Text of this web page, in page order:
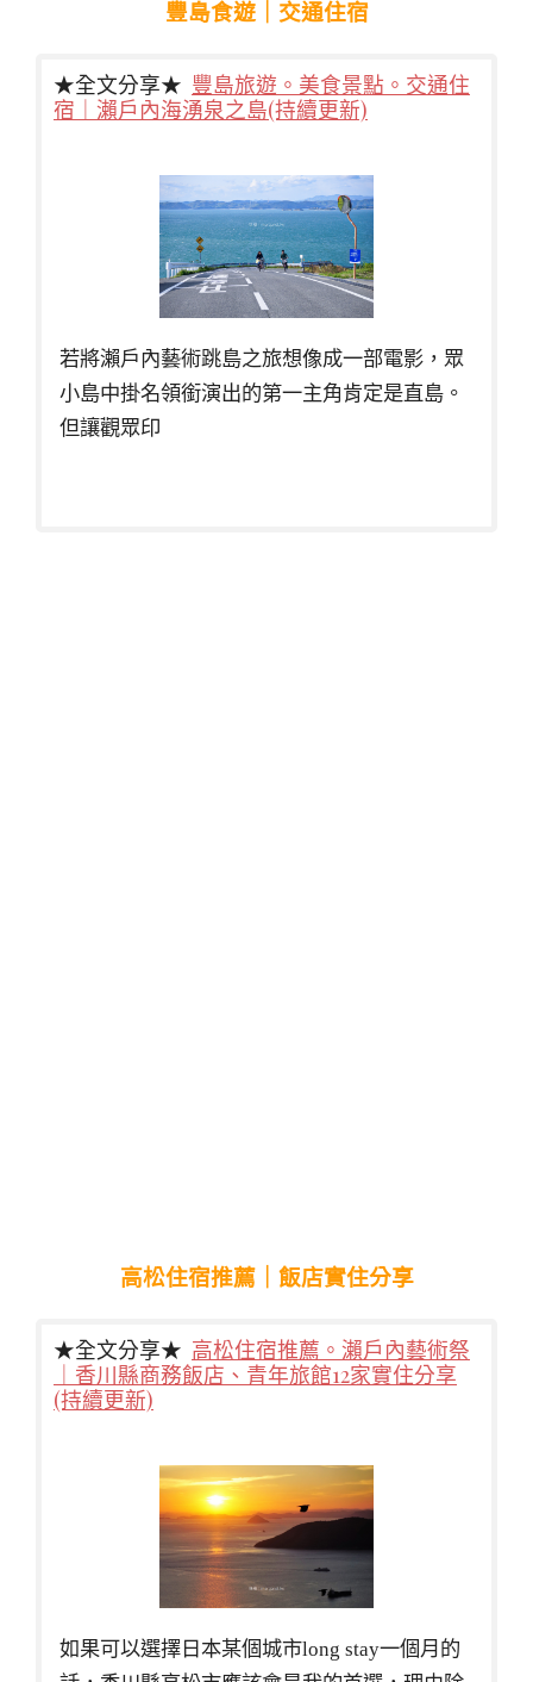
豐島食遊｜交通住宿
★全文分享★ 豐島旅遊。美食景點。交通住
宿｜瀨戶內海湧泉之島(持續更新)
若將瀨戶內藝術跳島之旅想像成一部電影，眾
小島中掛名領銜演出的第一主角肯定是直島。
但讓觀眾印
高松住宿推薦｜飯店實住分享
★全文分享★ 高松住宿推薦。瀨戶內藝術祭
｜香川縣商務飯店、青年旅館12家實住分享
(持續更新)
如果可以選擇日本某個城市long stay一個月的